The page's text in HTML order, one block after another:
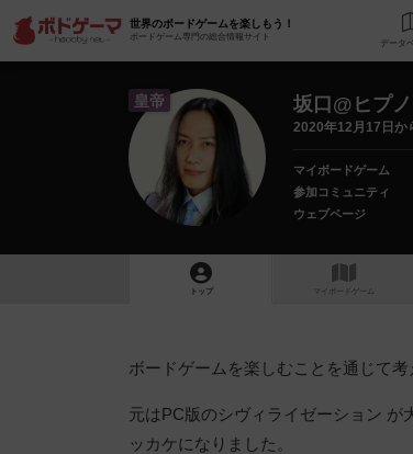
世界のボードゲームを楽しもう！
ボードゲーム専門の総合情報サイト
皇帝 坂口@ヒプ
2020年12月17日か
マイボードゲーム
参加コミュニティ
ウェブページ
トップ マイボードゲーム
ボードゲームを楽しむことを通じて
元はPC版のシヴィライゼーション が
ッカケになりました。